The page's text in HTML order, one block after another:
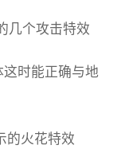
几个攻击特效
时能正确与地
的火花特效